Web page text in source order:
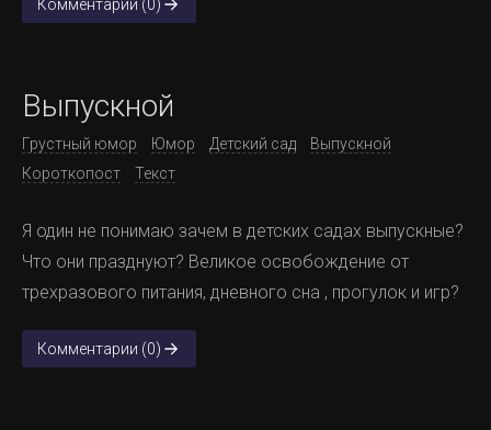
Комментарии (0)
Выпускной
Грустный юмор Юмор Детский сад
Выпускной
Короткопост
Текст
Я один не понимаю зачем в детских садах выпускные?
Что они празднуют? Великое освобождение от
трехразового питания, дневного сна , прогулок и игр?
Комментарии (0)